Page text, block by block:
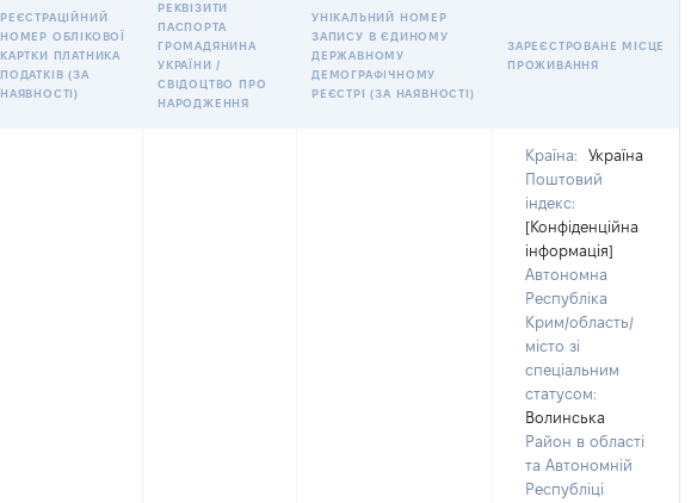
РЕЄСТРАЦІЙНИЙ
НОМЕР ОБЛІКОВОЇ
КАРТКИ ПЛАТНИКА
ПОДАТКІВ (ЗА
НАЯВНОСТІ)
РЕКВІЗИТИ
ПАСПОРТА
ГРОМАДЯНИНА
УКРАЇНИ /
СВІДОЦТВО ПРО
НАРОДЖЕННЯ
УНІКАЛЬНИЙ НОМЕР
ЗАПИСУ В ЄДИНОМУ
ДЕРЖАВНОМУ
ДЕМОГРАФІЧНОМУ
РЕЄСТРІ (ЗА НАЯВНОСТІ)
ЗАРЕЄСТРОВАНЕ МІСЦЕ
ПРОЖИВАННЯ
Країна:
Україна
Поштовий
індекс:
[Конфіденційна
інформація]
Автономна
Республіка
Крим/область/
місто зі
спеціальним
статусом:
Волинська
Район в області
та Автономній
Республіці